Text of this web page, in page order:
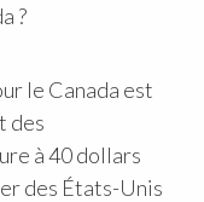
?
le Canada est
des
à 40 dollars
des États-Unis